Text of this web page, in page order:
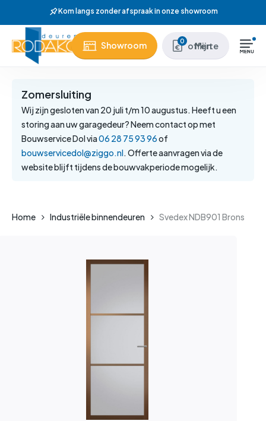
content
Showroom 0 Mijn offerte
Zomersluiting
Wij zijn gesloten van 20 juli t/m 10 augustus. Heeft u een
storing aan uw garagedeur? Neem contact op met
Bouwservice Dol via06 28 75 93 96of
bouwservicedol@ziggo.nl. Offerte aanvragen via de
website blijft tijdens de bouwvakperiode mogelijk.
Home Industriële binnendeuren Svedex NDB901 Brons
Close
Menu